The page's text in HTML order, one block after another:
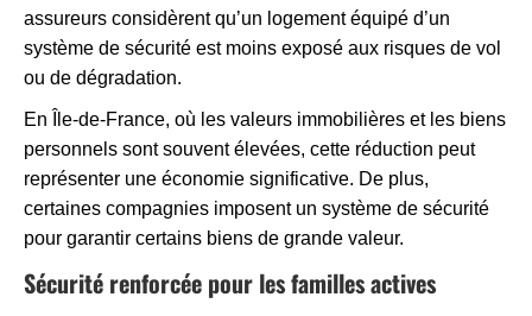
assureurs considèrent qu’un logement équipé d’un
système de sécurité est moins exposé aux risques de vol
ou de dégradation.
En Île-de-France, où les valeurs immobilières et les biens
personnels sont souvent élevées, cette réduction peut
représenter une économie significative. De plus,
certaines compagnies imposent un système de sécurité
pour garantir certains biens de grande valeur.
Sécurité renforcée pour les familles actives